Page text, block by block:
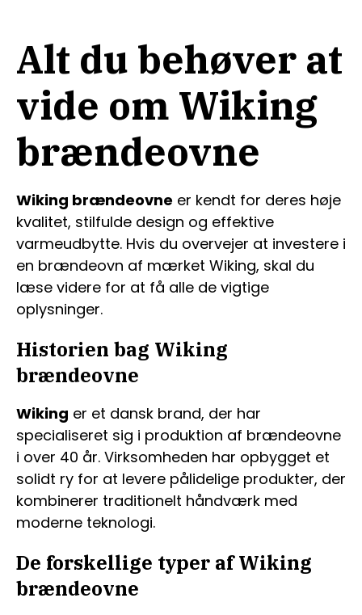
Alt du behøver at
vide om Wiking
brændeovne
Wiking brændeovne er kendt for deres høje
kvalitet, stilfulde design og effektive
varmeudbytte. Hvis du overvejer at investere i
en brændeovn af mærket Wiking, skal du
læse videre for at få alle de vigtige
oplysninger.
Historien bag Wiking
brændeovne
Wiking er et dansk brand, der har
specialiseret sig i produktion af brændeovne
i over 40 år. Virksomheden har opbygget et
solidt ry for at levere pålidelige produkter, der
kombinerer traditionelt håndværk med
moderne teknologi.
De forskellige typer af Wiking
brændeovne